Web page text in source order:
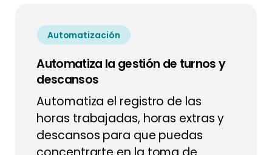
Automatización
Automatiza la gestión de turnos y
descansos
Automatiza el registro de las
horas trabajadas, horas extras y
descansos para que puedas